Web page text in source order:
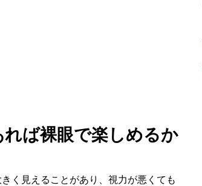
ば裸眼で楽しめるか
く見えることがあり、視力が悪くても